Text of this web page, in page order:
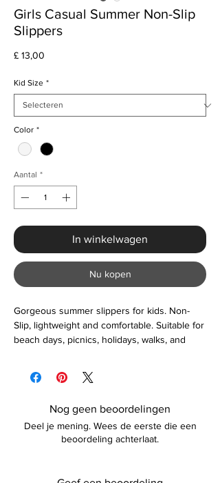
Girls Casual Summer Non-Slip
Slippers
£ 13,00
Kid Size *
Color *
Aantal *
In winkelwagen
Nu kopen
Gorgeous summer slippers for kids. Non-
Slip, lightweight and comfortable. Suitable for
beach days, picnics, holidays, walks, and
Nog geen beoordelingen
Deel je mening. Wees de eerste die een
beoordeling achterlaat.